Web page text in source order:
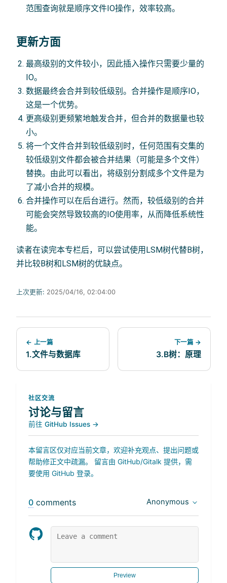
范围查询就是顺序文件IO操作，效率较高。
更新方面
最高级别的文件较小，因此插入操作只需要少量的
IO。
数据最终会合并到较低级别。合并操作是顺序IO，
这是一个优势。
更高级别更频繁地触发合并，但合并的数据量也较
小。
将一个文件合并到较低级别时，任何范围有交集的
较低级别文件都会被合并结果（可能是多个文件）
替换。由此可以看出，将级别分割成多个文件是为
了减小合并的规模。
合并操作可以在后台进行。然而，较低级别的合并
可能会突然导致较高的IO使用率，从而降低系统性
能。
读者在读完本专栏后，可以尝试使用LSM树代替B树，
并比较B树和LSM树的优缺点。
上次更新: 2025/04/16, 02:04:00
← 上一篇
1.文件与数据库
下一篇 →
3.B树：原理
社区交流
讨论与留言
前往 GitHub Issues →
本留言区仅对应当前文章，欢迎补充观点、提出问题或
帮助修正文中疏漏。 留言由 GitHub/Gitalk 提供，需
要使用 GitHub 登录。
0 comments Anonymous
Preview